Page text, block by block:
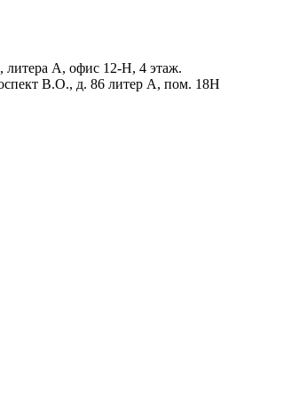
литера А, офис 12-Н, 4 этаж.
В.О., д. 86 литер А, пом. 18Н